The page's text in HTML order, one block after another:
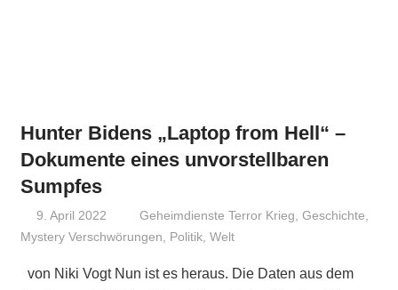
Hunter Bidens „Laptop from Hell“ –
Dokumente eines unvorstellbaren
Sumpfes
9. April 2022 Niki Vogt
Geheimdienste Terror Krieg,Geschichte,
Mystery Verschwörungen, Politik, Welt
von Niki Vogt Nun ist es heraus. Die Daten aus dem